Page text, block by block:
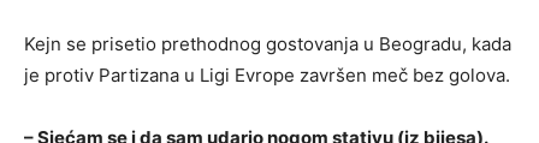
Kejn se prisetio prethodnog gostovanja u Beogradu, kada
je protiv Partizana u Ligi Evrope završen meč bez golova.
– Sjećam se i da sam udario nogom stativu (iz bijesa).